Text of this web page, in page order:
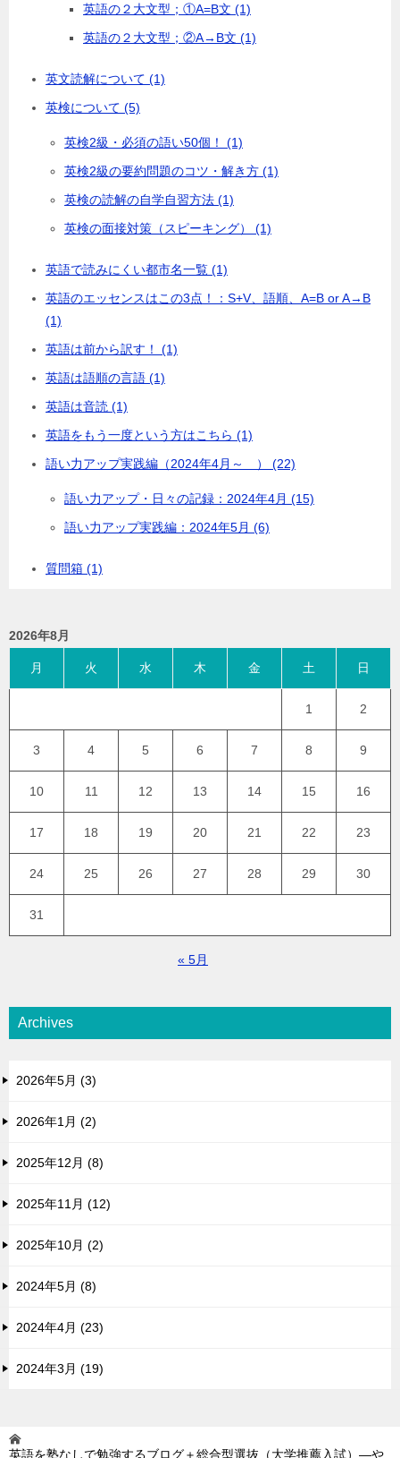
英語の２大文型；①A=B文 (1)
英語の２大文型；②A→B文 (1)
英文読解について (1)
英検について (5)
英検2級・必須の語い50個！ (1)
英検2級の要約問題のコツ・解き方 (1)
英検の読解の自学自習方法 (1)
英検の面接対策（スピーキング） (1)
英語で読みにくい都市名一覧 (1)
英語のエッセンスはこの3点！：S+V、語順、A=B or A→B
(1)
英語は前から訳す！ (1)
英語は語順の言語 (1)
英語は音読 (1)
英語をもう一度という方はこちら (1)
語い力アップ実践編（2024年4月～ ） (22)
語い力アップ・日々の記録：2024年4月 (15)
語い力アップ実践編：2024年5月 (6)
質問箱 (1)
2026年8月
月 火 水 木 金 土 日
1 2
3 4 5 6 7 8 9
10 11 12 13 14 15 16
17 18 19 20 21 22 23
24 25 26 27 28 29 30
31
« 5月
Archives
2026年5月 (3)
2026年1月 (2)
2025年12月 (8)
2025年11月 (12)
2025年10月 (2)
2024年5月 (8)
2024年4月 (23)
2024年3月 (19)
英語を塾なしで勉強するブログ＋総合型選抜（大学推薦入試）―や